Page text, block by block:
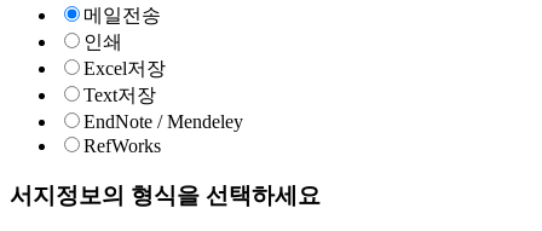
메일전송
인쇄
Excel저장
Text저장
EndNote / Mendeley
RefWorks
서지정보의 형식을 선택하세요